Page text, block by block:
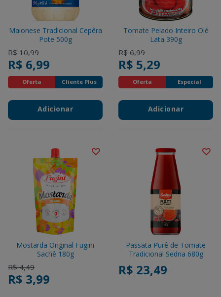
Maionese Tradicional Cepêra
Pote 500g
Price reduced from
R$ 10,99to
R$ 6,99
Oferta Cliente Plus
Adicionar
Tomate Pelado Inteiro Olé
Lata 390g
Price reduced from
R$ 6,99to
R$ 5,29
Oferta Especial
Adicionar
Mostarda Original Fugini
Sachê 180g
Price reduced from
R$ 4,49to
R$ 3,99
Passata Purê de Tomate
Tradicional Sedna 680g
R$ 23,49